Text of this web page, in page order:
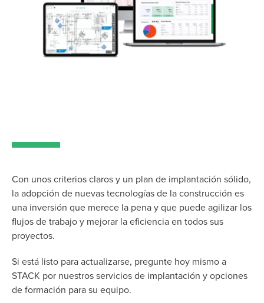
Con unos criterios claros y un plan de implantación sólido,
la adopción de nuevas tecnologías de la construcción es
una inversión que merece la pena y que puede agilizar los
flujos de trabajo y mejorar la eficiencia en todos sus
proyectos.
Si está listo para actualizarse, pregunte hoy mismo a
STACK por nuestros servicios de implantación y opciones
de formación para su equipo.